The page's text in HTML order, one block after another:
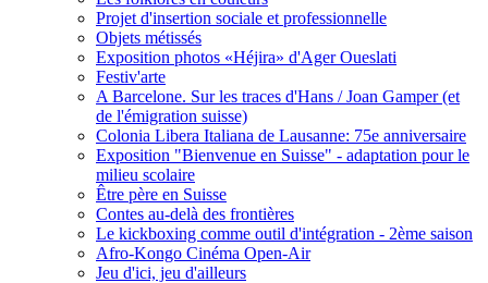
Projet d'insertion sociale et professionnelle
Objets métissés
Exposition photos «Héjira» d'Ager Oueslati
Festiv'arte
A Barcelone. Sur les traces d'Hans / Joan Gamper (et
de l'émigration suisse)
Colonia Libera Italiana de Lausanne: 75e anniversaire
Exposition "Bienvenue en Suisse" - adaptation pour le
milieu scolaire
Être père en Suisse
Contes au-delà des frontières
Le kickboxing comme outil d'intégration - 2ème saison
Afro-Kongo Cinéma Open-Air
Jeu d'ici, jeu d'ailleurs